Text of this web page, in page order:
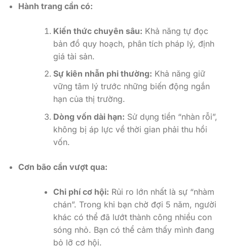
Hành trang cần có:
Kiến thức chuyên sâu: Khả năng tự đọc
bản đồ quy hoạch, phân tích pháp lý, định
giá tài sản.
Sự kiên nhẫn phi thường: Khả năng giữ
vững tâm lý trước những biến động ngắn
hạn của thị trường.
Dòng vốn dài hạn: Sử dụng tiền “nhàn rỗi”,
không bị áp lực về thời gian phải thu hồi
vốn.
Cơn bão cần vượt qua:
Chi phí cơ hội: Rủi ro lớn nhất là sự “nhàm
chán”. Trong khi bạn chờ đợi 5 năm, người
khác có thể đã lướt thành công nhiều con
sóng nhỏ. Bạn có thể cảm thấy mình đang
bỏ lỡ cơ hội.